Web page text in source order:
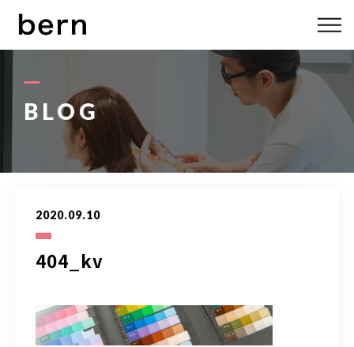
BLOG
2020.09.10
404_kv
ABOUT US
STYLE